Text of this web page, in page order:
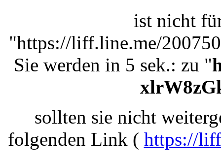
ist nicht
"https://liff.line.me/
Sie werden in 5 sek.: zu "
sollten sie nicht
folgenden Link ( https://